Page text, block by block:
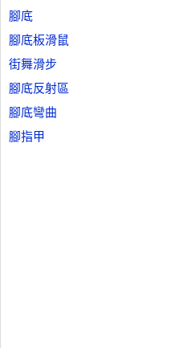
腳底
腳底板滑鼠
街舞滑步
腳底反射區
腳底彎曲
腳指甲